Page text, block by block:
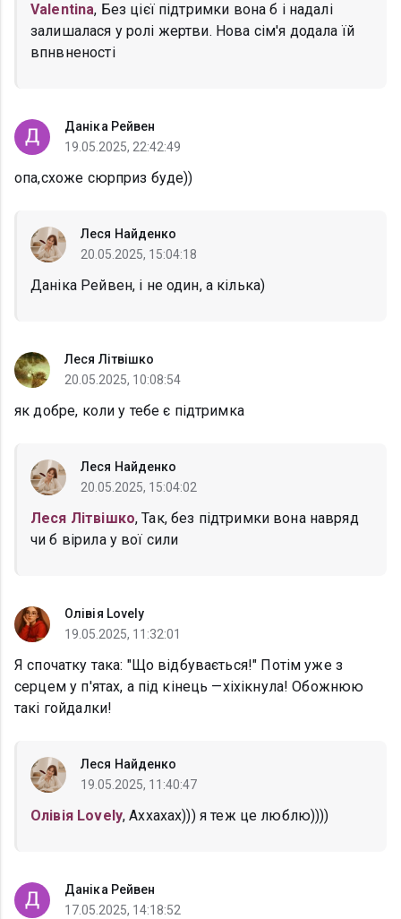
Valentina, Без цієї підтримки вона б і надалі
залишалася у ролі жертви. Нова сім'я додала їй
впнвненості
Даніка Рейвен
19.05.2025, 22:42:49
опа,схоже сюрприз буде))
Леся Найденко
20.05.2025, 15:04:18
Даніка Рейвен, і не один, а кілька)
Леся Літвішко
20.05.2025, 10:08:54
як добре, коли у тебе є підтримка
Леся Найденко
20.05.2025, 15:04:02
Леся Літвішко, Так, без підтримки вона навряд
чи б вірила у вої сили
Олівія Lovely
19.05.2025, 11:32:01
Я спочатку така: "Що відбувається!" Потім уже з
серцем у п'ятах, а під кінець —хіхікнула! Обожнюю
такі гойдалки!
Леся Найденко
19.05.2025, 11:40:47
Олівія Lovely, Аххахах))) я теж це люблю))))
Даніка Рейвен
17.05.2025, 14:18:52